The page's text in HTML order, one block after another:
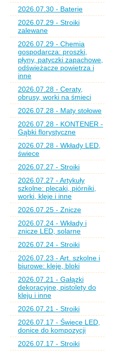
2026.07.30 - Baterie
2026.07.29 - Stroiki
zalewane
2026.07.29 - Chemia
gospodarcza: proszki,
płyny, patyczki zapachowe,
odświeżacze powietrza i
inne
2026.07.28 - Ceraty,
obrusy, worki na śmieci
2026.07.28 - Maty stołowe
2026.07.28 - KONTENER -
Gąbki florystyczne
2026.07.28 - Wkłady LED,
świece
2026.07.27 - Stroiki
2026.07.27 - Artykuły
szkolne: plecaki, piórniki,
worki, kleje i inne
2026.07.25 - Znicze
2026.07.24 - Wkłady i
znicze LED, solarne
2026.07.24 - Stroiki
2026.07.23 - Art. szkolne i
biurowe: kleje, bloki
2026.07.21 - Gałązki
dekoracyjne, pistolety do
kleju i inne
2026.07.21 - Stroiki
2026.07.17 - Świece LED,
donice do kompozycji
2026.07.17 - Stroiki